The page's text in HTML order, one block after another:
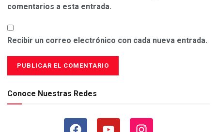
comentarios a esta entrada.
Recibir un correo electrónico con cada nueva entrada.
Conoce Nuestras Redes